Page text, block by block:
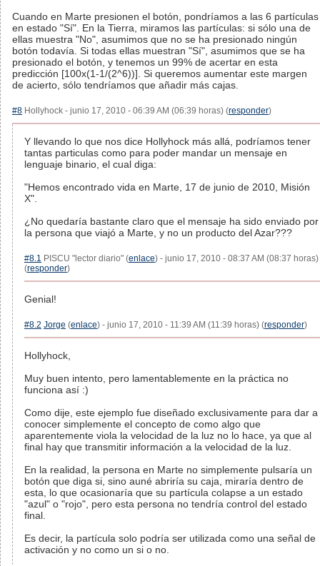
Cuando en Marte presionen el botón, pondríamos a las 6 partículas
en estado "Sí". En la Tierra, miramos las partículas: si sólo una de
ellas muestra "No", asumimos que no se ha presionado ningún
botón todavía. Si todas ellas muestran "Sí", asumimos que se ha
presionado el botón, y tenemos un 99% de acertar en esta
predicción [100x(1-1/(2^6))]. Si queremos aumentar este margen
de acierto, sólo tendríamos que añadir más cajas.
#8 Hollyhock - junio 17, 2010 - 06:39 AM (06:39 horas) (responder)
Y llevando lo que nos dice Hollyhock más allá, podríamos tener
tantas particulas como para poder mandar un mensaje en
lenguaje binario, el cual diga:
"Hemos encontrado vida en Marte, 17 de junio de 2010, Misión
X".
¿No quedaría bastante claro que el mensaje ha sido enviado por
la persona que viajó a Marte, y no un producto del Azar???
#8.1 PISCU "lector diario" (enlace) - junio 17, 2010 - 08:37 AM (08:37 horas)
(responder)
Genial!
#8.2 Jorge (enlace) - junio 17, 2010 - 11:39 AM (11:39 horas) (responder)
Hollyhock,
Muy buen intento, pero lamentablemente en la práctica no
funciona así :)
Como dije, este ejemplo fue diseñado exclusivamente para dar a
conocer simplemente el concepto de como algo que
aparentemente viola la velocidad de la luz no lo hace, ya que al
final hay que transmitir información a la velocidad de la luz.
En la realidad, la persona en Marte no simplemente pulsaría un
botón que diga si, sino auné abriría su caja, miraría dentro de
esta, lo que ocasionaría que su partícula colapse a un estado
"azul" o "rojo", pero esta persona no tendría control del estado
final.
Es decir, la partícula solo podría ser utilizada como una señal de
activación y no como un si o no.